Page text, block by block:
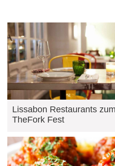
Lissabon Restaurants
TheFork Fest